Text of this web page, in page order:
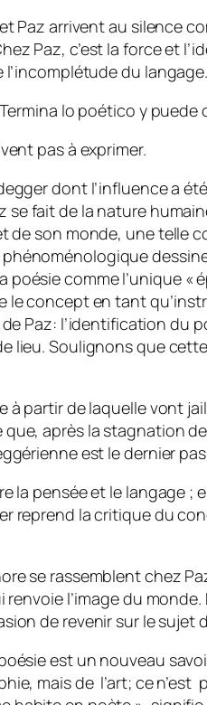
Paz arrivent au silence
Paz, c’est la force et
du
lo poético y puede
pas à exprimer.
dont l’influence a
se fait de la nature
de son monde, une
comme l’unique «
le concept en tant
Paz: l’identification du
lieu. Soulignons que
partir de laquelle vont
après la stagnation
est le dernier
la pensée et le langage
reprend la critique du
se rassemblent chez
l’image du monde.
de revenir sur le
est un nouveau
mais de l’art; ce